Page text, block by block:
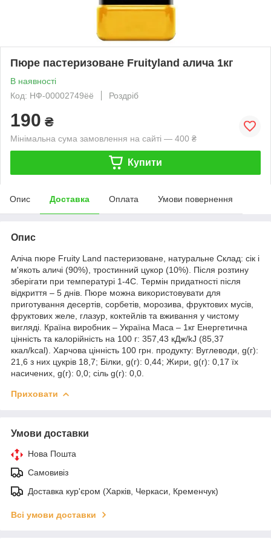
Пюре пастеризоване Fruityland алича 1кг
В наявності
Код: НФ-00002749ёё
Роздріб
190 ₴
Мінімальна сума замовлення на сайті — 400 ₴
Купити
Опис Доставка Оплата Умови повернення
Опис
Аліча пюре Fruity Land пастеризоване, натуральне Склад: сік і
м'якоть аличі (90%), тростинний цукор (10%). Після розтину
зберігати при температурі 1-4С. Термін придатності після
відкриття – 5 днів. Пюре можна використовувати для
приготування десертів, сорбетів, морозива, фруктових мусів,
фруктових желе, глазур, коктейлів та вживання у чистому
вигляді. Країна виробник – Україна Маса – 1кг Енергетична
цінність та калорійність на 100 г: 357,43 кДж/kJ (85,37
ккал/kcal). Харчова цінність 100 грн. продукту: Вуглеводи, g(г):
21,6 з них цукрів 18,7; Білки, g(г): 0,44; Жири, g(г): 0,17 їх
насичених, g(г): 0,0; сіль g(г): 0,0.
Приховати
Умови доставки
Нова Пошта
Самовивіз
Доставка кур'єром (Харків, Черкаси, Кременчук)
Всі умови доставки